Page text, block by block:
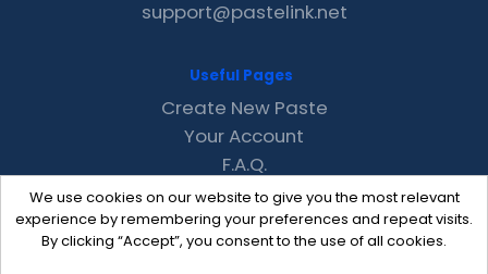
We use cookies on our website to give you the most relevant
experience by remembering your preferences and repeat visits.
By clicking “Accept”, you consent to the use of all cookies.
support@pastelink.net
Useful Pages
Create New Paste
Your Account
F.A.Q.
Recent
Contact